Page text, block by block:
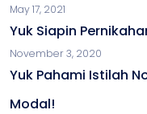
May 17, 2021
Yuk Siapin
November 3, 2020
Yuk Pahami Istilah
Modal!